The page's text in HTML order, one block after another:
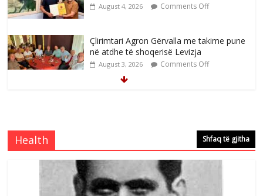
August 4, 2026 Comments Off
Çlirimtari Agron Gërvalla me takime pune
në atdhe të shoqerisë Levizja
August 3, 2026 Comments Off
Comments Off
S’mbaj inat me asnjëri -Ganimete Jakupi
poete e respektuar
Health Shfaq të gjitha